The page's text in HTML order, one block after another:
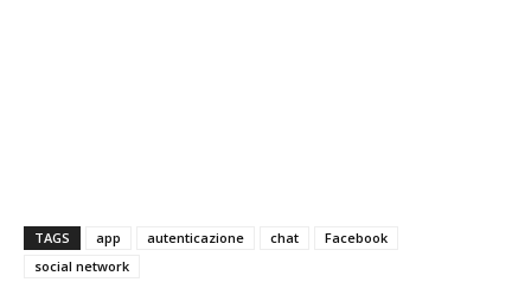
TAGS app autenticazione chat
Facebook
social network